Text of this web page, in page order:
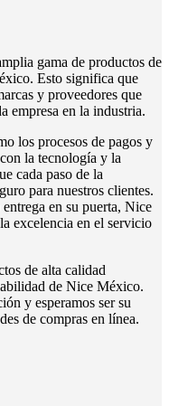
gama de productos de
Esto significa que
y proveedores que
empresa en la industria.
los procesos de pagos y
la tecnología y la
cada paso de la
para nuestros clientes.
en su puerta, Nice
excelencia en el servicio
de alta calidad
de Nice México.
y esperamos ser su
de compras en línea.